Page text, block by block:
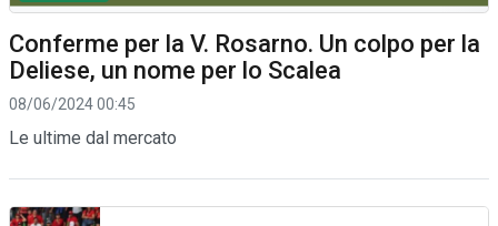
Conferme per la V. Rosarno. Un colpo per la
Deliese, un nome per lo Scalea
08/06/2024 00:45
Le ultime dal mercato